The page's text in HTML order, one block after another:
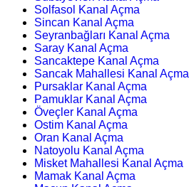
Solfasol Kanal Açma
Sincan Kanal Açma
Seyranbağları Kanal Açma
Saray Kanal Açma
Sancaktepe Kanal Açma
Sancak Mahallesi Kanal Açma
Pursaklar Kanal Açma
Pamuklar Kanal Açma
Öveçler Kanal Açma
Ostim Kanal Açma
Oran Kanal Açma
Natoyolu Kanal Açma
Misket Mahallesi Kanal Açma
Mamak Kanal Açma